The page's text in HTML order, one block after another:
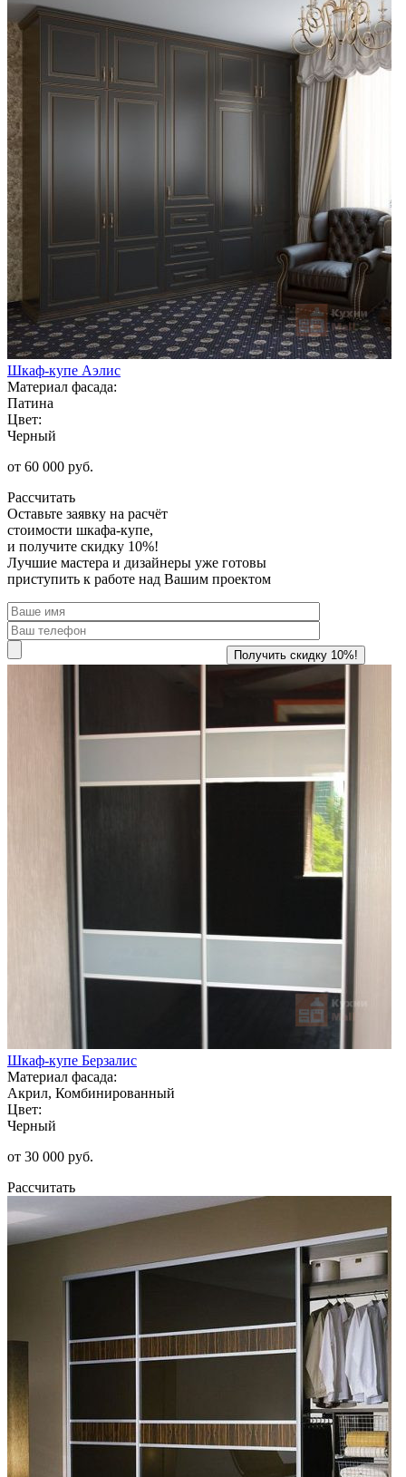
Шкаф-купе Аэлис
Материал фасада:
Патина
Цвет:
Черный
от 60 000 руб.
Рассчитать
Оставьте заявку на расчёт
стоимости шкафа-купе,
и получите скидку 10%!
Лучшие мастера и дизайнеры уже готовы
приступить к работе над Вашим проектом
Шкаф-купе Берзалис
Материал фасада:
Акрил, Комбинированный
Цвет:
Черный
от 30 000 руб.
Рассчитать